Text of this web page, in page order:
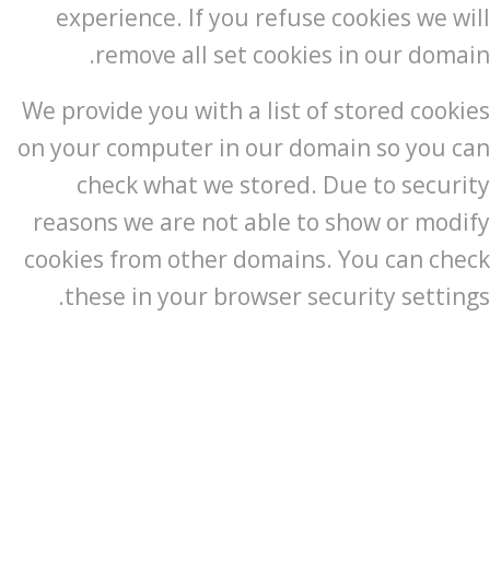
experience. If you refuse cookies we will
remove all set cookies in our domain.
We provide you with a list of stored cookies
on your computer in our domain so you can
check what we stored. Due to security
reasons we are not able to show or modify
cookies from other domains. You can check
these in your browser security settings.